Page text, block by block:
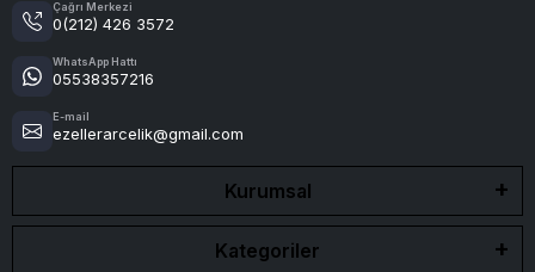
Çağrı Merkezi
0(212) 426 3572
WhatsApp Hattı
05538357216
E-mail
ezellerarcelik@gmail.com
Kurumsal
Kategoriler